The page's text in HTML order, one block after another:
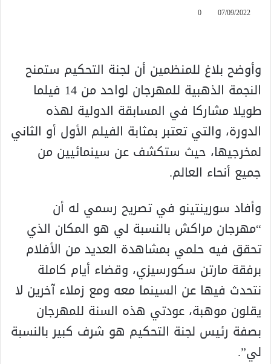
07/09/2022
0
وأوضح بلاغ للمنظمين أن لجنة التحكيم ستمنح
النجمة الذهبية للمهرجان لواحد من 14 فيلما
طويلا مشاركا في المسابقة الدولية لهذه
الدورة، والتي تعتبر بمثابة الفيلم الأول أو الثاني
لمخرجيها، حيث ستكشف عن سينمائيين من
جميع أنحاء العالم.
وأفاد سورينتينو في تصريح رسمي له أن
“مهرجان مراكش بالنسبة لي هو المكان الذي
تحقق فيه حلمي بمشاهدة العديد من الأفلام
برفقة مارتن سكورسيزي، وقضاء أيام كاملة
نتحدث فيها عن السينما معه ومع زملاء آخرين لا
يقلون موهبة، عودتي هذه السنة للمهرجان
بصفة رئيس لجنة التحكيم هو شرف كبير بالنسبة
لي”.